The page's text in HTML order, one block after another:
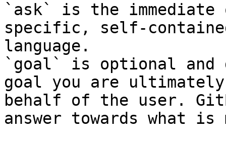
`ask` is the
specific, self-
language.
`goal` is optional and
goal you are
behalf of the user.
answer towards what